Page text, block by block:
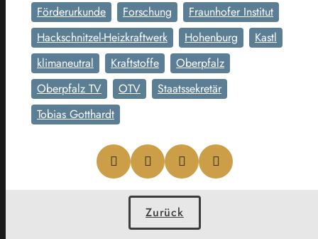
Förderurkunde Forschung
Fraunhofer Institut
Hackschnitzel-Heizkraftwerk
Hohenburg
Kastl
klimaneutral
Kraftstoffe
Oberpfalz
Oberpfalz TV
OTV
Staatssekretär
Tobias Gotthardt
Zurück